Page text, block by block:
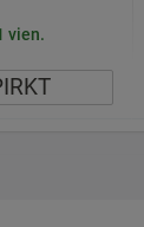
vien.